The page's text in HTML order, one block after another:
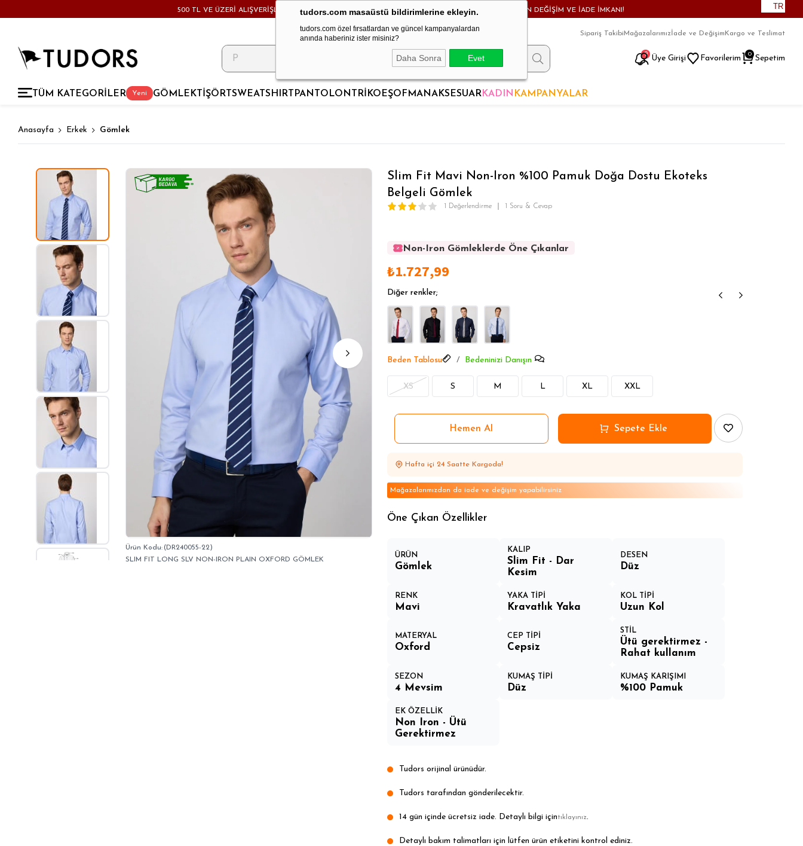
tudors.com masaüstü bildirimlerine ekleyin.
tudors.com özel fırsatlardan ve güncel kampanyalardan
anında haberiniz ister misiniz?
Daha Sonra Evet
500 TL VE ÜZERİ ALIŞVERİŞLERDE KARGO BEDAVA! - HAFTA İÇİ 24 SAATTE KARGODA! - MAĞAZADAN DEĞİŞİM VE İADE İMKANI! TR
9
Sipariş TakibiMağazalarımız İade ve Değişim Kargo ve Teslimat
Üye Girişi Favorilerim Sepetim
0
Yeni
TÜM KATEGORİLER GÖMLEK TİŞÖRT SWEATSHIRT PANTOLON TRİKO EŞOFMANAKSESUARKADIN KAMPANYALAR
Anasayfa Erkek Gömlek
(DR240055-22)
SLIM FIT LONG SLV NON-IRON PLAIN OXFORD GÖMLEK
Slim Fit Mavi Non-Iron %100 Pamuk Doğa Dostu Ekoteks
Belgeli Gömlek
1 Değerlendirme 1 Soru & Cevap
Non-Iron Gömleklerde Öne Çıkanlar
Non-Iron Gömleklerde Öne Çıkanlar
Non-Iron Gömleklerde Öne Çıkanlar
Non-Iron Gömleklerde Öne Çıkanlar
₺1.727,99
Diğer renkler;
Beden Tablosu Bedeninizi Danışın
XS S M L XL XXL
Hafta içi 24 Saatte Kargoda!
Mağazalarımızdan da iade ve değişim yapabilirsiniz
Öne Çıkan Özellikler
ÜRÜN
Gömlek
KALIP
Slim Fit - Dar
Kesim
DESEN
Düz
RENK
Mavi
YAKA TİPİ
Kravatlık Yaka
KOL TİPİ
Uzun Kol
MATERYAL
Oxford
CEP TİPİ
Cepsiz
STİL
Ütü gerektirmez -
Rahat kullanım
SEZON
4 Mevsim
KUMAŞ TİPİ
Düz
KUMAŞ KARIŞIMI
%100 Pamuk
EK ÖZELLİK
Non Iron - Ütü
Gerektirmez
Tudors orijinal ürünüdür.
Tudors tarafından gönderilecektir.
14 gün içinde ücretsiz iade. Detaylı bilgi içintıklayınız.
Detaylı bakım talimatları için lütfen ürün etiketini kontrol ediniz.